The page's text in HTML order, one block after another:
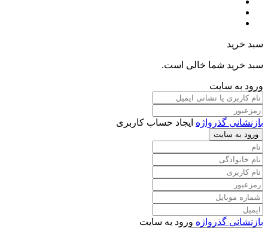
سبد خرید
سبد خرید شما خالی است.
ورود به سایت
بازنشانی گذرواژه ایجاد حساب کاربری
ورود به سایت
بازنشانی گذرواژه ورود به سایت